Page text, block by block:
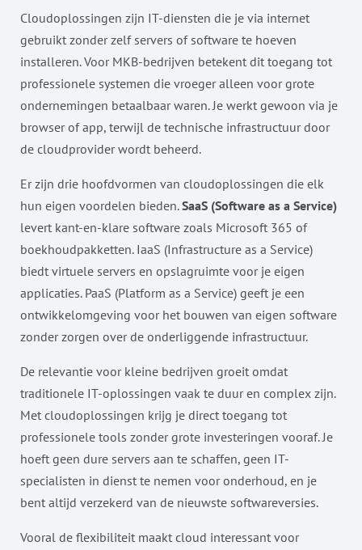
Cloudoplossingen zijn IT-diensten die je via internet
gebruikt zonder zelf servers of software te hoeven
installeren. Voor MKB-bedrijven betekent dit toegang tot
professionele systemen die vroeger alleen voor grote
ondernemingen betaalbaar waren. Je werkt gewoon via je
browser of app, terwijl de technische infrastructuur door
de cloudprovider wordt beheerd.
Er zijn drie hoofdvormen van cloudoplossingen die elk
hun eigen voordelen bieden.SaaS (Software as a Service)
levert kant-en-klare software zoals Microsoft 365 of
boekhoudpakketten. IaaS (Infrastructure as a Service)
biedt virtuele servers en opslagruimte voor je eigen
applicaties. PaaS (Platform as a Service) geeft je een
ontwikkelomgeving voor het bouwen van eigen software
zonder zorgen over de onderliggende infrastructuur.
De relevantie voor kleine bedrijven groeit omdat
traditionele IT-oplossingen vaak te duur en complex zijn.
Met cloudoplossingen krijg je direct toegang tot
professionele tools zonder grote investeringen vooraf. Je
hoeft geen dure servers aan te schaffen, geen IT-
specialisten in dienst te nemen voor onderhoud, en je
bent altijd verzekerd van de nieuwste softwareversies.
Vooral de flexibiliteit maakt cloud interessant voor